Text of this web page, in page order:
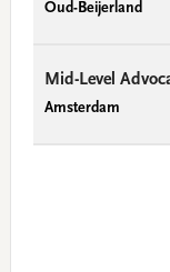
Oud-Beijerland
Mid-Level
Amsterdam